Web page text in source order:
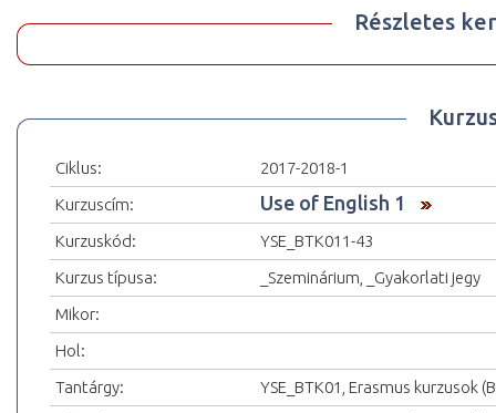
Részletes
Ciklus:
2017-2018-1
Kurzuscím:
Use of English 1
Kurzuskód:
YSE_BTK011-43
Kurzus típusa:
_Szeminárium, _Gyakorlati jegy
Mikor:
Hol:
Tantárgy:
YSE_BTK01, Erasmus kurzusok